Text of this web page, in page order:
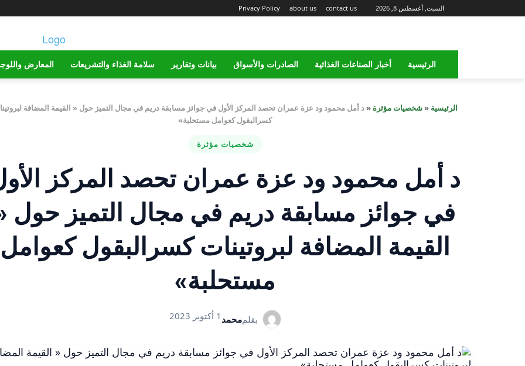
السبت, أغسطس 8, 2026 Privacy Policy about us contact us
الرئيسية أخبار الصناعات الغذائية الصادرات والأسواق بيانات وتقارير سلامة الغذاء والتشريعات المعارض
الرئيسية «شخصيات مؤثرة «د أمل محمود ود عزة عمران تحصد المركز الأول في جوائز مسابقة دريم في مجال التميز حول « القيمة المضافة
كسرالبقول كعوامل مستحلبة»
شخصيات مؤثرة
د أمل محمود ود عزة عمران تحصد المركز
في جوائز مسابقة دريم في مجال التميز حول
القيمة المضافة لبروتينات كسرالبقول كعوامل
مستحلبة»
بقلممحمد 1 أكتوبر 2023